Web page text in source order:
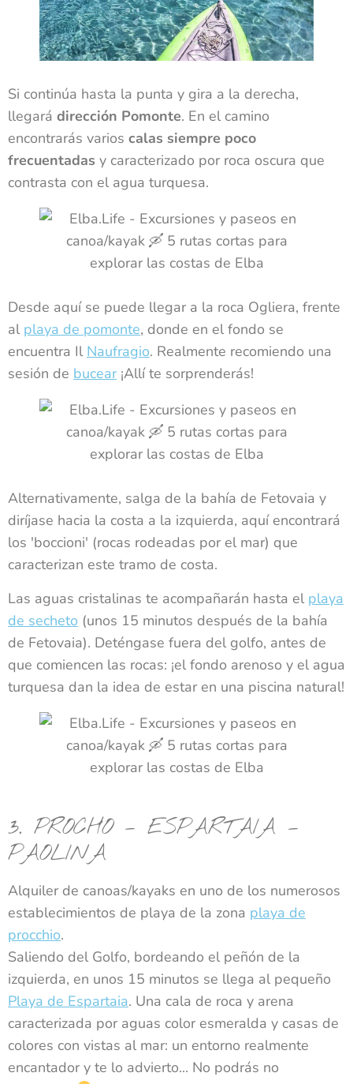
Si continúa hasta la punta y gira a la derecha,
llegará dirección Pomonte. En el camino
encontrarás varios calas siempre poco
frecuentadas y caracterizado por roca oscura que
contrasta con el agua turquesa.
Desde aquí se puede llegar a la roca Ogliera, frente
al playa de pomonte, donde en el fondo se
encuentra Il Naufragio. Realmente recomiendo una
sesión de bucear¡Allí te sorprenderás!
Alternativamente, salga de la bahía de Fetovaia y
diríjase hacia la costa a la izquierda, aquí encontrará
los 'boccioni' (rocas rodeadas por el mar) que
caracterizan este tramo de costa.
Las aguas cristalinas te acompañarán hasta el playa
de secheto (unos 15 minutos después de la bahía
de Fetovaia). Deténgase fuera del golfo, antes de
que comiencen las rocas: ¡el fondo arenoso y el agua
turquesa dan la idea de estar en una piscina natural!
3. PROCHO – ESPARTAIA –
PAOLINA
Alquiler de canoas/kayaks en uno de los numerosos
establecimientos de playa de la zona playa de
procchio.
Saliendo del Golfo, bordeando el peñón de la
izquierda, en unos 15 minutos se llega al pequeño
Playa de Espartaia. Una cala de roca y arena
caracterizada por aguas color esmeralda y casas de
colores con vistas al mar: un entorno realmente
encantador y te lo advierto... No podrás no